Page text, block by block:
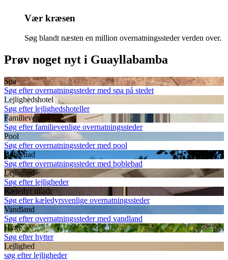
Vær kræsen
Søg blandt næsten en million overnatningssteder verden over.
Prøv noget nyt i Guayllabamba
Spa
Søg efter overnatningssteder med spa på stedet
Lejlighedshotel
Søg efter lejlighedshoteller
Familievenligt
Søg efter familievenlige overnatningssteder
Pool
Søg efter overnatningssteder med pool
Boblebad
Søg efter overnatningssteder med boblebad
Lejlighed
Søg efter lejligheder
Kæledyr tilladt
Søg efter kæledyrsvenlige overnatningssteder
Vandland
Søg efter overnatningssteder med vandland
Hytte
Søg efter hytter
Lejlighed
søg efter lejligheder